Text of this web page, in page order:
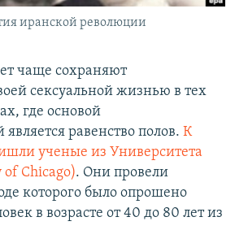
иранской революции
чаще сохраняют
сексуальной жизнью в тех
где основой
равенство полов. К
ученые из Университета
Chicago). Они провели
которого было опрошено
в возрасте от 40 до 80 лет из